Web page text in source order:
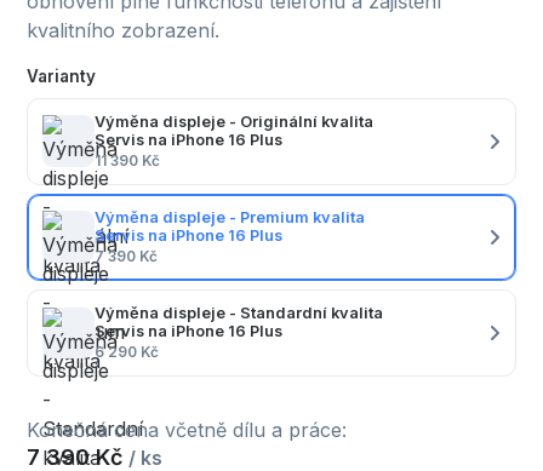
kvalitního zobrazení.
Varianty
Výměna displeje - Originální kvalita
Servis na iPhone 16 Plus
11 390 Kč
Výměna displeje - Premium kvalita
Servis na iPhone 16 Plus
7 390 Kč
Výměna displeje - Standardní kvalita
Servis na iPhone 16 Plus
6 290 Kč
Konečná cena včetně dílu a práce:
7 390 Kč / ks